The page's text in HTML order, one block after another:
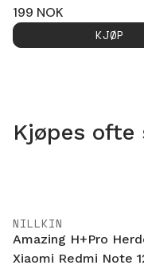
199 NOK
KJØP
Kjøpes ofte
NILLKIN
Amazing H+Pro
Xiaomi Redmi Note